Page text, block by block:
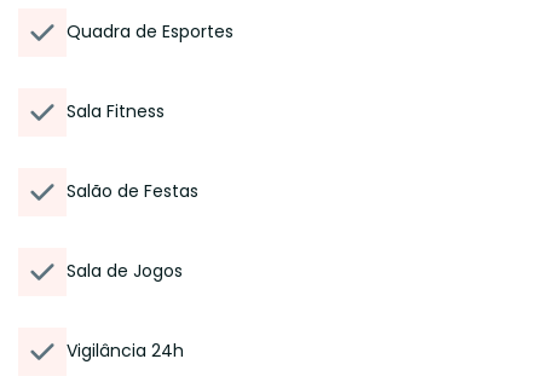
Quadra de Esportes
Sala Fitness
Salão de Festas
Sala de Jogos
Vigilância 24h